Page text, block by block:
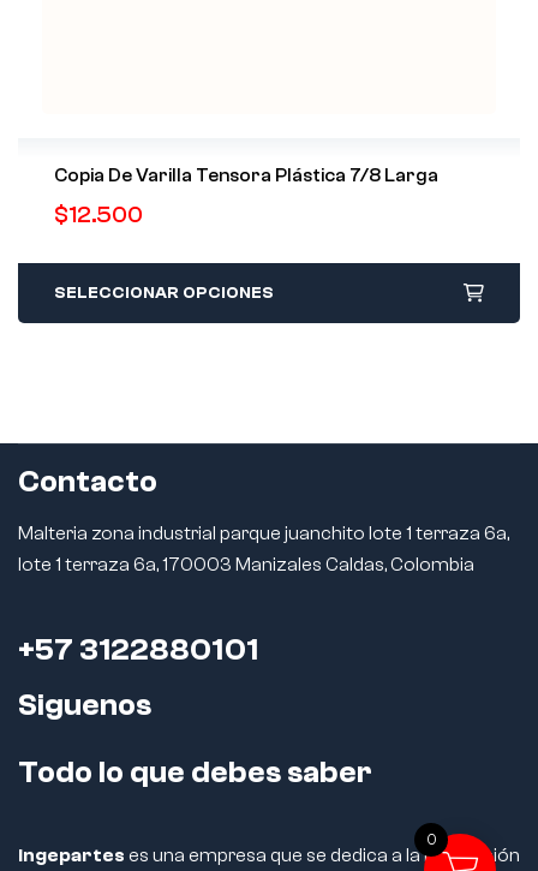
Copia De Varilla Tensora Plástica 7/8 Larga
$12.500
SELECCIONAR OPCIONES
Contacto
Malteria zona industrial parque juanchito lote 1 terraza 6a,
lote 1 terraza 6a, 170003 Manizales Caldas, Colombia
+57 3122880101
Siguenos
Todo lo que debes saber
Ingepartes es una empresa que se dedica a la fabricación
0